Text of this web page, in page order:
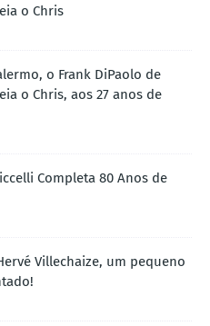
o Chris
o Frank DiPaolo de
o Chris, aos 27 anos de
Completa 80 Anos de
Villechaize, um pequeno